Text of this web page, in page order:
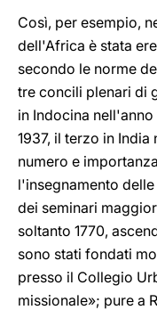
Così, per esempio,
dell'Africa è stata
secondo le norme
tre concili plenari di
in Indocina
1937, il terzo in
numero e
l'insegnamento
dei seminari
soltanto 1770,
sono stati fondati
presso il Collegio
missionale»; pure a